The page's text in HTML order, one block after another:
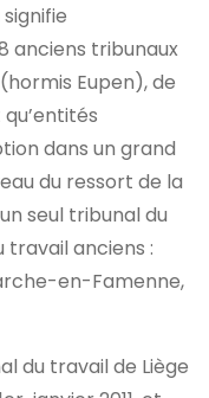
anciens tribunaux
Eupen), de
dans un grand
du ressort de la
seul tribunal du
travail anciens :
en-Famenne,
du travail de Liège